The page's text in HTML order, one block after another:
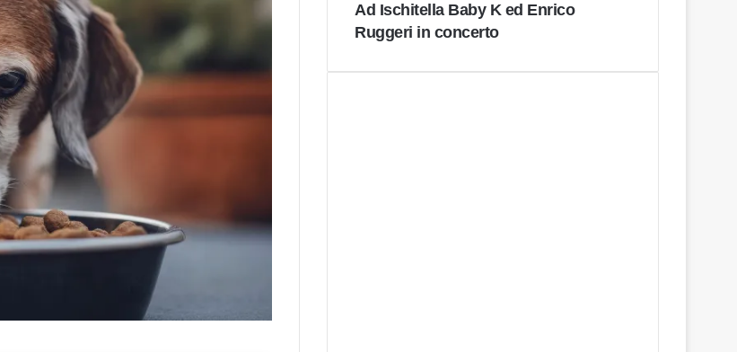
Ad Ischitella Baby K ed Enrico
Ruggeri in concerto